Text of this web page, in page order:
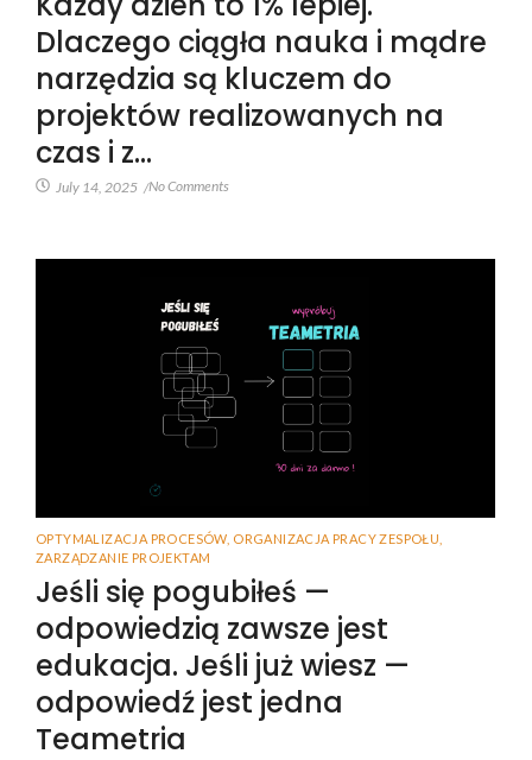
Dlaczego ciągła nauka i mądre
narzędzia są kluczem do
projektów realizowanych na
czas i z…
July 14, 2025 /No Comments
OPTYMALIZACJA PROCESÓW, ORGANIZACJA PRACY ZESPOŁU
ZARZĄDZANIE PROJEKTAM
Jeśli się pogubiłeś —
odpowiedzią zawsze jest
edukacja. Jeśli już wiesz —
odpowiedź jest jedna
Teametria